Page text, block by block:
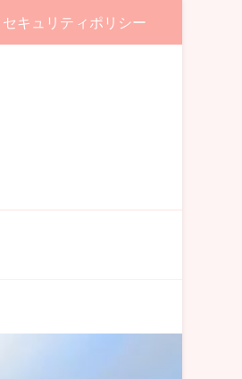
セキュリティポリシー